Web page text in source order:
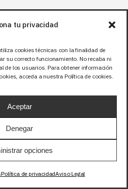
tu privacidad
cookies técnicas con la finalidad de
su correcto funcionamiento. No recaba ni
de los usuarios. Para obtener información
acceda a nuestra Política de cookies.
Aceptar
Denegar
opciones
Política de privacidadAviso Legal